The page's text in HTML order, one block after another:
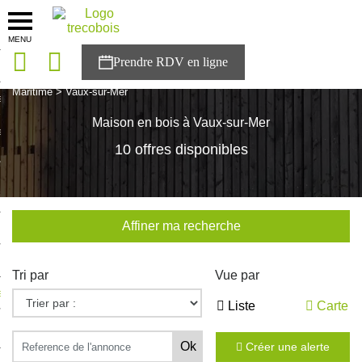
MENU
solutions
Trecobois
à NESTOR
Maritime>Vaux-sur-Mer
Maison en bois à Vaux-sur-Mer
10 offres disponibles
Affiner ma recherche
Tri par Vue par
Liste Carte
Créer une alerte